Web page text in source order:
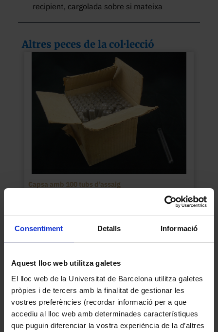
Consentiment Detalls Informació
Aquest lloc web utilitza galetes
El lloc web de la Universitat de Barcelona utilitza galetes
pròpies i de tercers amb la finalitat de gestionar les
vostres preferències (recordar informació per a que
accediu al lloc web amb determinades característiques
que puguin diferenciar la vostra experiència de la d’altres
recipient, cargolada sobre si mateixa
Altres peces de la col·lecció
Capsa amb 100 tubs d’assaig